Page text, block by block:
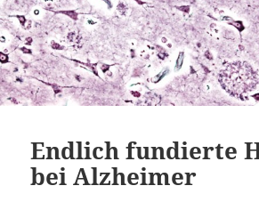
Endlich fundierte
bei Alzheimer